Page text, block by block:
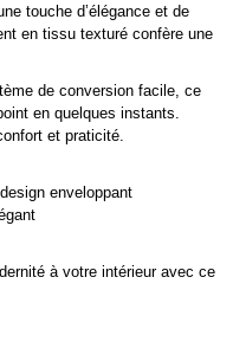
touche d’élégance et de
en tissu texturé confère une
de conversion facile, ce
en quelques instants.
et praticité.
enveloppant
à votre intérieur avec ce